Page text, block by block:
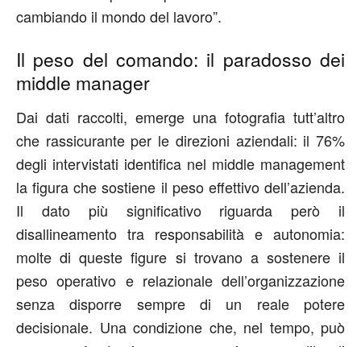
cambiando il mondo del lavoro”.
Il peso del comando: il paradosso dei
middle manager
Dai dati raccolti, emerge una fotografia tutt’altro
che rassicurante per le direzioni aziendali: il 76%
degli intervistati identifica nel middle management
la figura che sostiene il peso effettivo dell’azienda.
Il dato più significativo riguarda però il
disallineamento tra responsabilità e autonomia:
molte di queste figure si trovano a sostenere il
peso operativo e relazionale dell’organizzazione
senza disporre sempre di un reale potere
decisionale. Una condizione che, nel tempo, può